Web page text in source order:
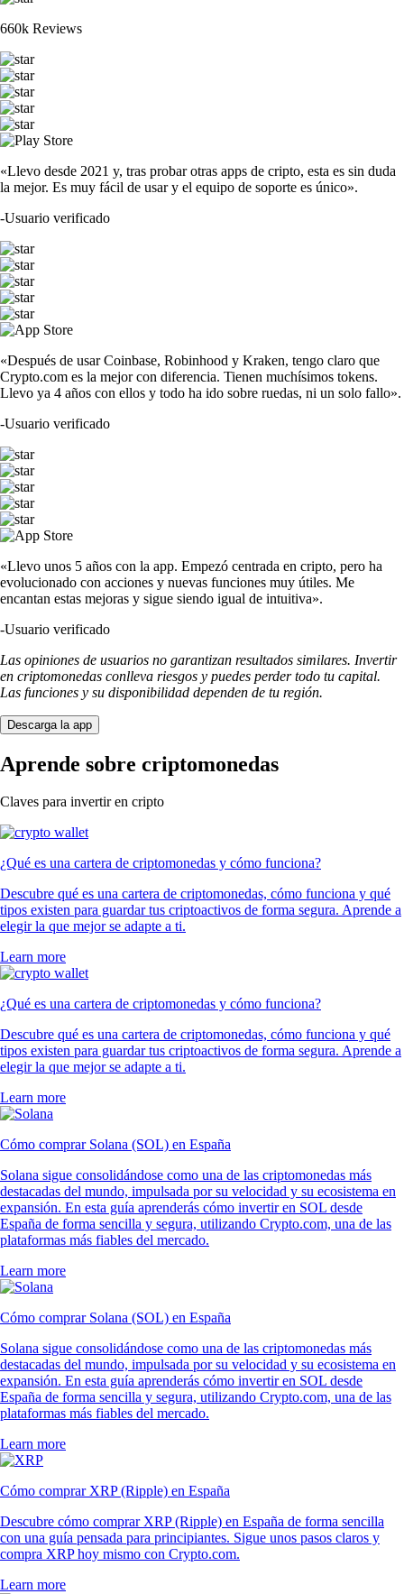
660k Reviews
«Llevo desde 2021 y, tras probar otras apps de cripto, esta es sin duda
la mejor. Es muy fácil de usar y el equipo de soporte es único».
-Usuario verificado
«Después de usar Coinbase, Robinhood y Kraken, tengo claro que
Crypto.com es la mejor con diferencia. Tienen muchísimos tokens.
Llevo ya 4 años con ellos y todo ha ido sobre ruedas, ni un solo fallo».
-Usuario verificado
«Llevo unos 5 años con la app. Empezó centrada en cripto, pero ha
evolucionado con acciones y nuevas funciones muy útiles. Me
encantan estas mejoras y sigue siendo igual de intuitiva».
-Usuario verificado
Las opiniones de usuarios no garantizan resultados similares. Invertir
en criptomonedas conlleva riesgos y puedes perder todo tu capital.
Las funciones y su disponibilidad dependen de tu región.
Descarga la app
Aprende sobre criptomonedas
Claves para invertir en cripto
¿Qué es una cartera de criptomonedas y cómo funciona?
Descubre qué es una cartera de criptomonedas, cómo funciona y qué
tipos existen para guardar tus criptoactivos de forma segura. Aprende a
elegir la que mejor se adapte a ti.
Learn more
¿Qué es una cartera de criptomonedas y cómo funciona?
Descubre qué es una cartera de criptomonedas, cómo funciona y qué
tipos existen para guardar tus criptoactivos de forma segura. Aprende a
elegir la que mejor se adapte a ti.
Learn more
Cómo comprar Solana (SOL) en España
Solana sigue consolidándose como una de las criptomonedas más
destacadas del mundo, impulsada por su velocidad y su ecosistema en
expansión. En esta guía aprenderás cómo invertir en SOL desde
España de forma sencilla y segura, utilizando Crypto.com, una de las
plataformas más fiables del mercado.
Learn more
Cómo comprar Solana (SOL) en España
Solana sigue consolidándose como una de las criptomonedas más
destacadas del mundo, impulsada por su velocidad y su ecosistema en
expansión. En esta guía aprenderás cómo invertir en SOL desde
España de forma sencilla y segura, utilizando Crypto.com, una de las
plataformas más fiables del mercado.
Learn more
Cómo comprar XRP (Ripple) en España
Descubre cómo comprar XRP (Ripple) en España de forma sencilla
con una guía pensada para principiantes. Sigue unos pasos claros y
compra XRP hoy mismo con Crypto.com.
Learn more